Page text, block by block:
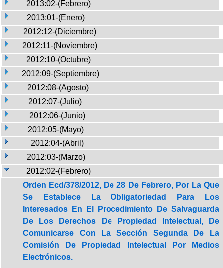
2013:02-(Febrero)
2013:01-(Enero)
2012:12-(Diciembre)
2012:11-(Noviembre)
2012:10-(Octubre)
2012:09-(Septiembre)
2012:08-(Agosto)
2012:07-(Julio)
2012:06-(Junio)
2012:05-(Mayo)
2012:04-(Abril)
2012:03-(Marzo)
2012:02-(Febrero)
Orden Ecd/378/2012, De 28 De Febrero, Por La Que
Se Establece La Obligatoriedad Para Los
Interesados En El Procedimiento De Salvaguarda
De Los Derechos De Propiedad Intelectual, De
Comunicarse Con La Sección Segunda De La
Comisión De Propiedad Intelectual Por Medios
Electrónicos.